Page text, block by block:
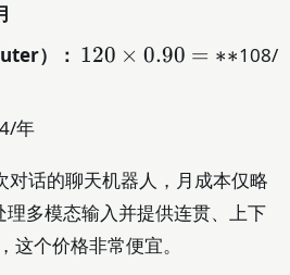
×
）： 120
120 × 0.90 = ∗∗108/
年
话的聊天机器人，月成本仅略
多模态输入并提供连贯、上下
这个价格非常便宜。